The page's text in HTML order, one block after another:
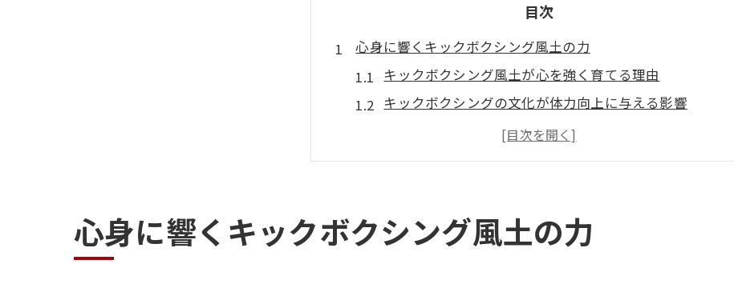
目次
心身に響くキックボクシング風土の力
キックボクシング風土が心を強く育てる理由
キックボクシングの文化が体力向上に与える影響
キックボクシング独自の風土が自己肯定感を高める仕組み
ストレス解消に役立つキックボクシングの環境と特徴
独自ルールが磨くキックボクシングの魅力
キックボクシングの基本ルールが魅力を引き出す仕組み
心身に響くキックボクシング風土の力